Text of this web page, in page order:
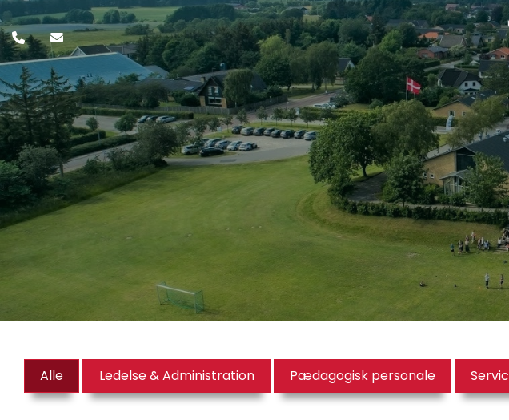
til
hovedindhold
Alle Ledelse & Administration Pædagogisk personale